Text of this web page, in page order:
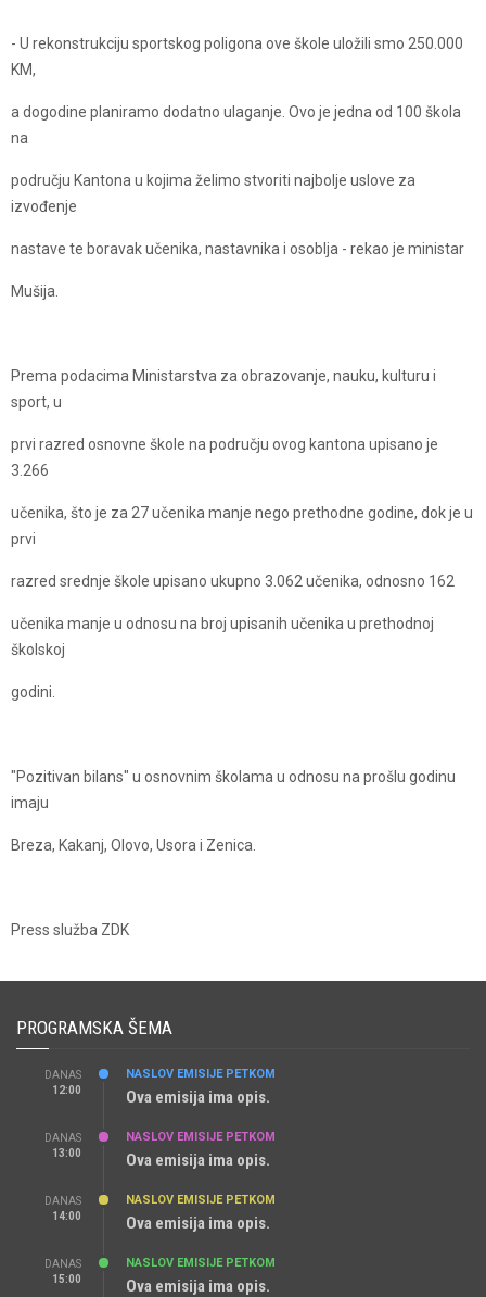
- U rekonstrukciju sportskog poligona ove škole uložili smo 250.000
KM,
a dogodine planiramo dodatno ulaganje. Ovo je jedna od 100 škola
na
području Kantona u kojima želimo stvoriti najbolje uslove za
izvođenje
nastave te boravak učenika, nastavnika i osoblja - rekao je ministar
Mušija.
Prema podacima Ministarstva za obrazovanje, nauku, kulturu i
sport, u
prvi razred osnovne škole na području ovog kantona upisano je
3.266
učenika, što je za 27 učenika manje nego prethodne godine, dok je u
prvi
razred srednje škole upisano ukupno 3.062 učenika, odnosno 162
učenika manje u odnosu na broj upisanih učenika u prethodnoj
školskoj
godini.
"Pozitivan bilans" u osnovnim školama u odnosu na prošlu godinu
imaju
Breza, Kakanj, Olovo, Usora i Zenica.
Press služba ZDK
PROGRAMSKA ŠEMA
DANAS
12:00
NASLOV EMISIJE PETKOM
Ova emisija ima opis.
DANAS
13:00
NASLOV EMISIJE PETKOM
Ova emisija ima opis.
DANAS
14:00
NASLOV EMISIJE PETKOM
Ova emisija ima opis.
DANAS
15:00
NASLOV EMISIJE PETKOM
Ova emisija ima opis.